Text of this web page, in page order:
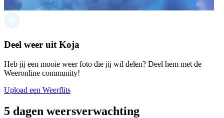
Deel weer uit Koja
Heb jij een mooie weer foto die jij wil delen? Deel hem met de
Weeronline community!
Upload een Weerflits
5 dagen weersverwachting